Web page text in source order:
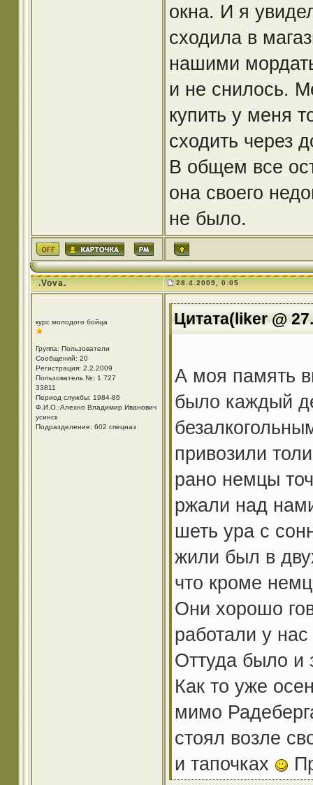
окна. И я
сходила в
нашими
и не снилось.
купить у меня
сходить через
В общем все
она своего
не было.
.Vova. 28.4.2009, 0:05
курс молодого бойца
Группа: Пользователи
Сообщений: 20
Регистрация: 2.2.2009
Пользователь №: 1 727
33811
Период службы: 1984-86
Ф.И.О.:Алехно Владимир Иванович
усинск
Подразделение: 602 спецназ
Цитата(liker @
А моя память
было каждый
привозили
рано немцы
ржали над
шеть ура с
жили был в
что кроме
Они хорошо
работали у
Оттуда было и
Как то уже
мимо
стоял возле
и тапочках